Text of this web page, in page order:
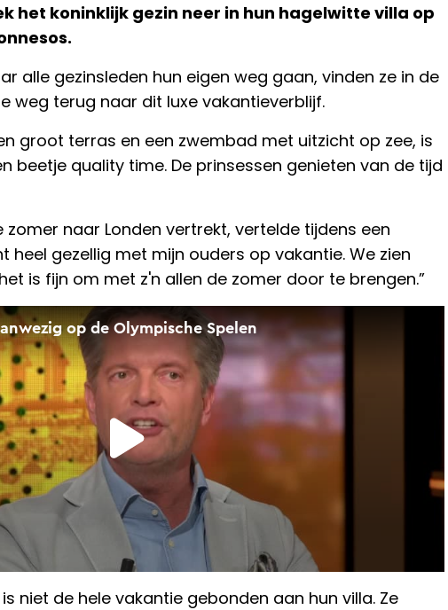
het koninklijk gezin neer in hun hagelwitte villa op
alle gezinsleden hun eigen weg gaan, vinden ze in de
weg terug naar dit luxe vakantieverblijf.
groot terras en een zwembad met uitzicht op zee, is
beetje quality time. De prinsessen genieten van de tijd
zomer naar Londen vertrekt, vertelde tijdens een
heel gezellig met mijn ouders op vakantie. We zien
is fijn om met z'n allen de zomer door te brengen.”
niet de hele vakantie gebonden aan hun villa. Ze